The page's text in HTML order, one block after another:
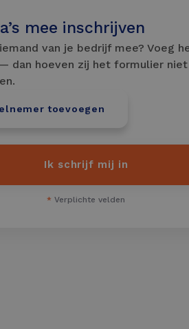
mee inschrijven
van je bedrijf mee? Voeg
dan hoeven zij het formulier
toevoegen
Ik schrijf mij in
* Verplichte velden